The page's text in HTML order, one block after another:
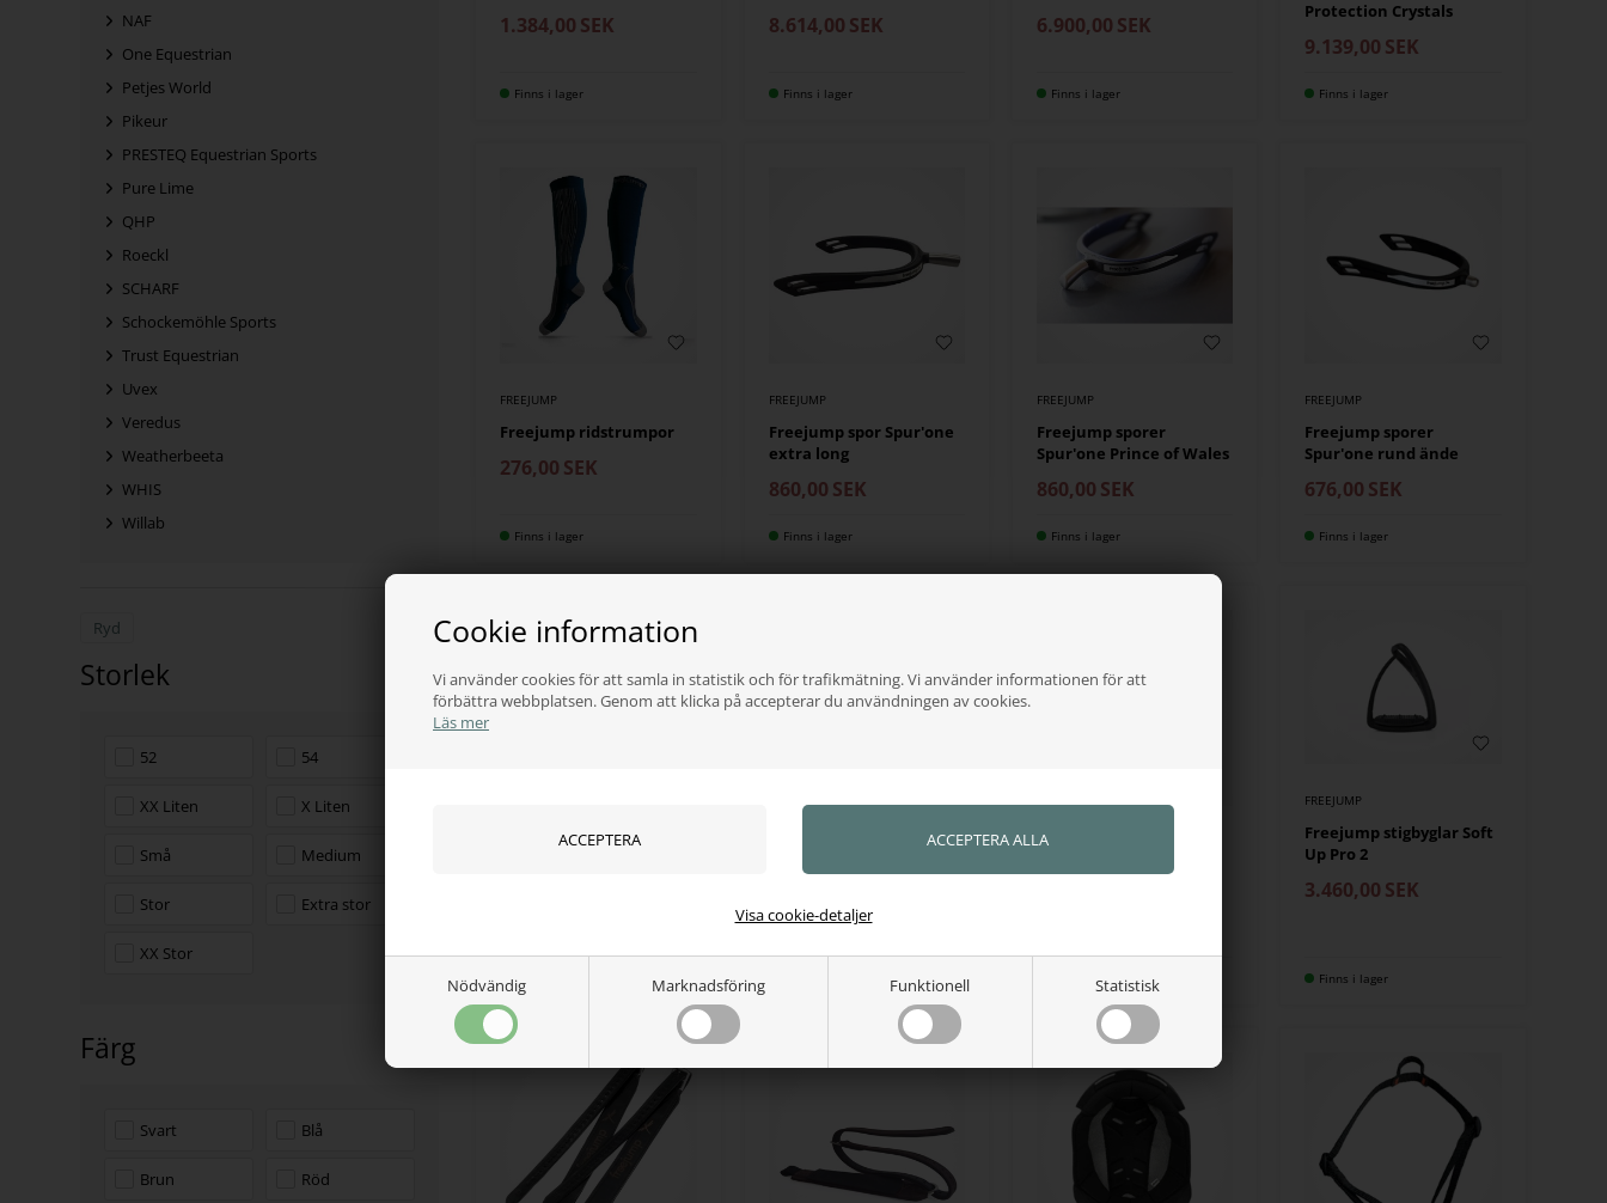
Cookie information
Vi använder cookies för att samla in statistik och för trafikmätning. Vi använder informationen för att
förbättra webbplatsen. Genom att klicka på accepterar du användningen av cookies.
Läs mer
Nödvändig Marknadsföring Funktionell Statistisk
Visa cookie-detaljer
NAF
One Equestrian
Petjes World
Pikeur
PRESTEQ Equestrian Sports
Pure Lime
QHP
Roeckl
SCHARF
Schockemöhle Sports
Trust Equestrian
Uvex
Veredus
Weatherbeeta
WHIS
Willab
Ryd
Storlek
52 54
XX Liten X Liten
Små Medium
Stor Extra stor
XX Stor
Färg
Svart Blå
Brun Röd
1.384,00 SEK
Finns i lager
8.614,00 SEK
Finns i lager
6.900,00 SEK
Finns i lager
Protection Crystals
9.139,00 SEK
Finns i lager
FREEJUMP
Freejump ridstrumpor
276,00 SEK
Finns i lager
FREEJUMP
Freejump spor Spur'one
extra long
860,00 SEK
Finns i lager
FREEJUMP
Freejump sporer
Spur'one Prince of Wales
860,00 SEK
Finns i lager
FREEJUMP
Freejump sporer
Spur'one rund ände
676,00 SEK
Finns i lager
Finns i lager
Freejump sporrare
984,00SEK
FREEJUMP
Freejump sporrband
Finns i lager
FREEJUMP
Freejump stigbyglar Soft
Up Pro 2
3.460,00 SEK
Finns i lager